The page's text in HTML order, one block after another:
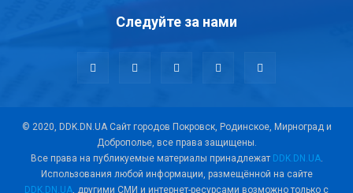
Следуйте за нами
© 2020, DDK.DN.UA Сайт городов Покровск, Родинское, Мирноград и
Доброполье, все права защищены.
Все права на публикуемые материалы принадлежат DDK.DN.UA.
Использования любой информации, размещённой на сайте
DDK.DN.UA, другими СМИ и интернет-ресурсами возможно только с